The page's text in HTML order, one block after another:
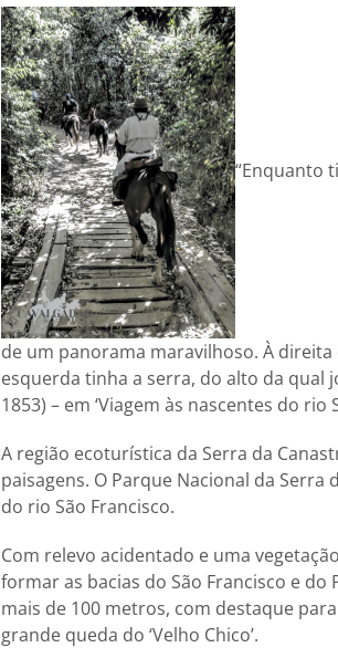
“Enquanto
de um panorama maravilhoso. À
esquerda tinha a serra, do alto da qual
1853) – em ‘Viagem às nascentes do rio
A região ecoturística da Serra da
paisagens. O Parque Nacional da
do rio São Francisco.
Com relevo acidentado e uma
formar as bacias do São Francisco e
mais de 100 metros, com destaque
grande queda do ‘Velho Chico’.